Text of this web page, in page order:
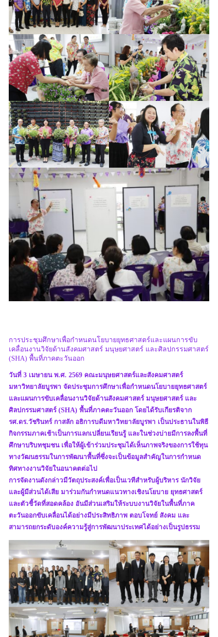
การประชุมศึกษาเพื่อกำหนดนโยบายยุทธศาสตร์และแผนการขับ
เคลื่อนงานวิจัยด้านสังคมศาสตร์ มนุษยศาสตร์ และศิลปกรรมศาสตร์
(SHA) พื้นที่ภาคตะวันออก
วันที่ 3 เมษายน พ.ศ. 2569 คณะมนุษยศาสตร์และสังคมศาสตร์
มหาวิทยาลัยบูรพา จัดประชุมการศึกษาเพื่อกำหนดนโยบายยุทธศาสตร์
และแผนการขับเคลื่อนงานวิจัยด้านสังคมศาสตร์ มนุษยศาสตร์ และ
ศิลปกรรมศาสตร์ (SHA) พื้นที่ภาคตะวันออก โดยได้รับเกียรติจาก
รศ.ดร.วัชรินทร์ กาสลัก อธิการบดีมหาวิทยาลัยบูรพา เป็นประธานในพิธี
กิจกรรมภาคเช้าเป็นการแลกเปลี่ยนเรียนรู้ และในช่วงบ่ายมีการลงพื้นที่
ศึกษาบริบทชุมชน เพื่อให้ผู้เข้าร่วมประชุมได้เห็นภาพจริงของการใช้ทุน
ทางวัฒนธรรมในการพัฒนาพื้นที่ซึ่งจะเป็นข้อมูลสำคัญในการกำหนด
ทิศทางงานวิจัยในอนาคตต่อไป
การจัดงานดังกล่าวมีวัตถุประสงค์เพื่อเป็นเวทีสำหรับผู้บริหาร นักวิจัย
และผู้มีส่วนได้เสีย มาร่วมกันกำหนดแนวทางเชิงนโยบาย ยุทธศาสตร์
และตัวชี้วัดที่สอดคล้อง อันมีส่วนเสริมให้ระบบงานวิจัยในพื้นที่ภาค
ตะวันออกขับเคลื่อนได้อย่างมีประสิทธิภาพ ตอบโจทย์ สังคม และ
สามารถยกระดับองค์ความรู้สู่การพัฒนาประเทศได้อย่างเป็นรูปธรรม